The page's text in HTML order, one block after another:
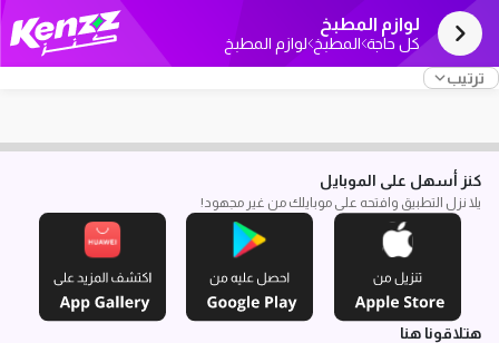
لوازم المطبخ
كل حاجة المطبخ لوازم المطبخ
ترتيب
كنز أسهل على الموبايل
يلا نزل التطبيق وافتحه على موبايلك من غير مجهود!
هتلاقونا هنا